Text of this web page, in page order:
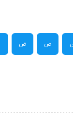
ص ض